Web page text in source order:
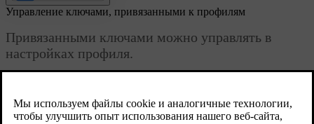
Управление ключами, привязанными к профилям
Привязанными ключами можно управлять в
настройках профиля.